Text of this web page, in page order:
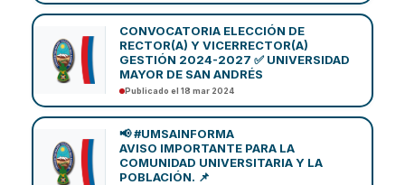
CONVOCATORIA ELECCIÓN DE
RECTOR(A) Y VICERRECTOR(A)
GESTIÓN 2024-2027 ✅ UNIVERSIDAD
MAYOR DE SAN ANDRÉS
Publicado el 18 mar 2024
📢 #UMSAINFORMA
AVISO IMPORTANTE PARA LA
COMUNIDAD UNIVERSITARIA Y LA
POBLACIÓN. 📌